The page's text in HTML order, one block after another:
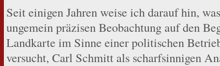
Seit einigen Jahren weise ich darauf hin,
ungemein präzisen Beobachtung auf den
Landkarte im Sinne einer politischen
versucht, Carl Schmitt als scharfsinnigen